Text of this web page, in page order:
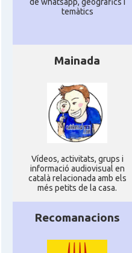
temàtics
Mainada
Ví­deos, activitats, grups i
informació audiovisual en
català relacionada amb els
més petits de la casa.
Recomanacions